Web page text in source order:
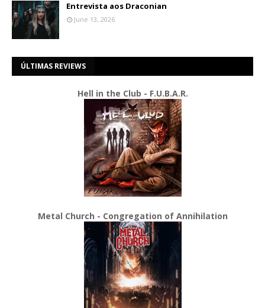
Entrevista aos Draconian
June 13, 2026
ÚLTIMAS REVIEWS
Hell in the Club - F.U.B.A.R.
Metal Church - Congregation of Annihilation